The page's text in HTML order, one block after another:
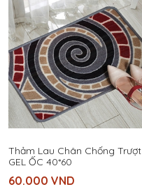
Thảm Lau Chân Chống Trượt
GEL ỐC 40*60
60.000 VND